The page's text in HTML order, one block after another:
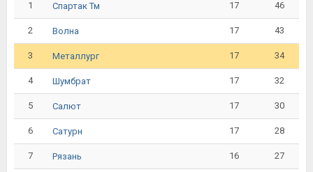
1 Спартак Тм 17 46
2 Волна 17 43
3 Металлург 17 34
4 Шумбрат 17 32
5 Салют 17 30
6 Сатурн 17 28
7 Рязань 16 27